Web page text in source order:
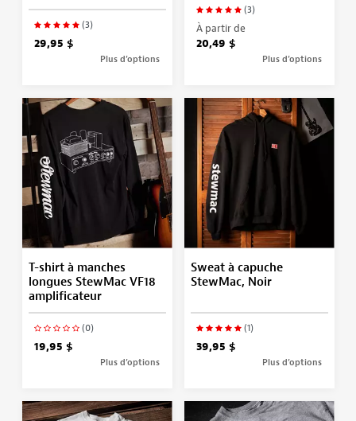
(3)
29,95 $
Plus d’options
(3)
À partir de
20,49 $
Plus d’options
T-shirt à manches
longues StewMac VF18
amplificateur
(0)
19,95 $
Plus d’options
Sweat à capuche
StewMac, Noir
(1)
39,95 $
Plus d’options